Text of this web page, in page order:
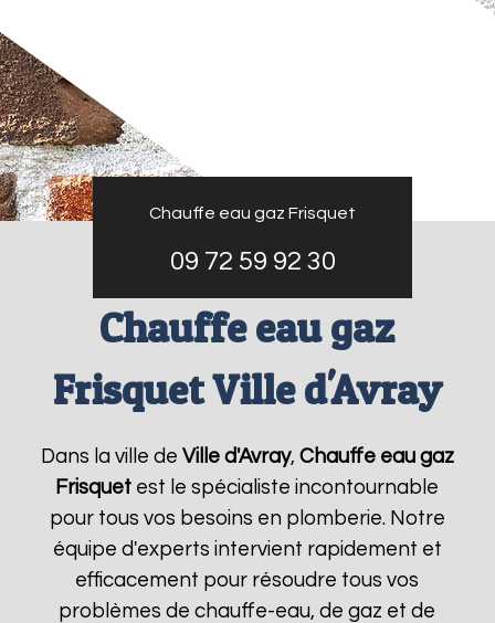
Chauffe eau gaz Frisquet
09 72 59 92 30
Chauffe eau gaz
Frisquet Ville d'Avray
Dans la ville de Ville d'Avray, Chauffe eau gaz
Frisquet est le spécialiste incontournable
pour tous vos besoins en plomberie. Notre
équipe d'experts intervient rapidement et
efficacement pour résoudre tous vos
problèmes de chauffe-eau, de gaz et de